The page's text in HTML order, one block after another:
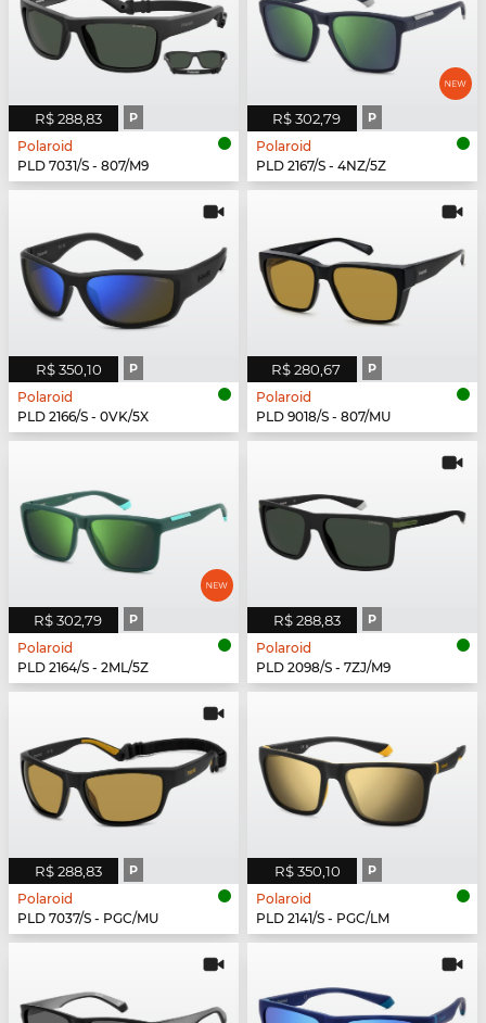
R$ 288,83 P
Polaroid
PLD 7031/S - 807/M9
R$ 302,79 P
Polaroid
PLD 2167/S - 4NZ/5Z
R$ 350,10 P
Polaroid
PLD 2166/S - 0VK/5X
R$ 280,67 P
Polaroid
PLD 9018/S - 807/MU
R$ 302,79 P
Polaroid
PLD 2164/S - 2ML/5Z
R$ 288,83 P
Polaroid
PLD 2098/S - 7ZJ/M9
R$ 288,83 P
Polaroid
PLD 7037/S - PGC/MU
R$ 350,10 P
Polaroid
PLD 2141/S - PGC/LM